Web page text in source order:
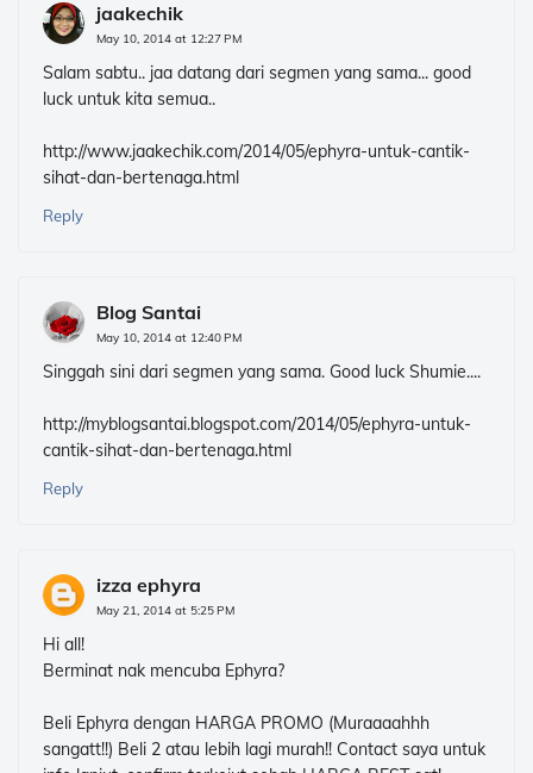
jaakechik
May 10, 2014 at 12:27 PM
Salam sabtu.. jaa datang dari segmen yang sama... good
luck untuk kita semua..
http://www.jaakechik.com/2014/05/ephyra-untuk-cantik-
sihat-dan-bertenaga.html
Reply
Blog Santai
May 10, 2014 at 12:40 PM
Singgah sini dari segmen yang sama. Good luck Shumie....
http://myblogsantai.blogspot.com/2014/05/ephyra-untuk-
cantik-sihat-dan-bertenaga.html
Reply
izza ephyra
May 21, 2014 at 5:25 PM
Hi all!
Berminat nak mencuba Ephyra?
Beli Ephyra dengan HARGA PROMO (Muraaaahhh
sangatt!!) Beli 2 atau lebih lagi murah!! Contact saya untuk